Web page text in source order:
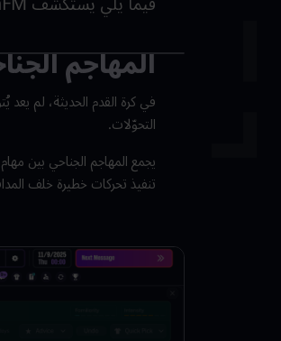
المهاجم
في كرة القدم الحديثة، لم
التحوّلات.
يجمع المهاجم الجناحي بين
تنفيذ تحركات خطيرة خلف